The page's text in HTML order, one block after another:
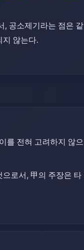
, 공소제기라는 점은 같
지 않는다.
를 전혀 고려하지 않으
로서, 甲의 주장은 타